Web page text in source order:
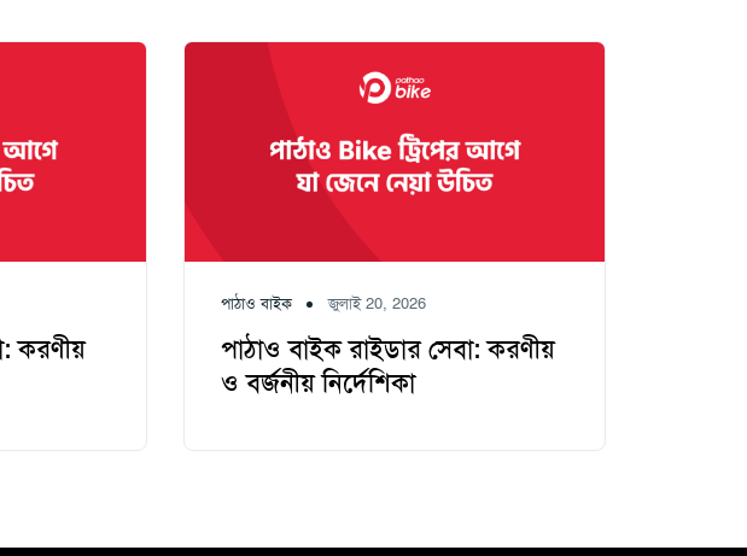
করণীয়
পাঠাও বাইক জুলাই 20, 2026
পাঠাও বাইক রাইডার সেবা: করণীয়
ও বর্জনীয় নির্দেশিকা